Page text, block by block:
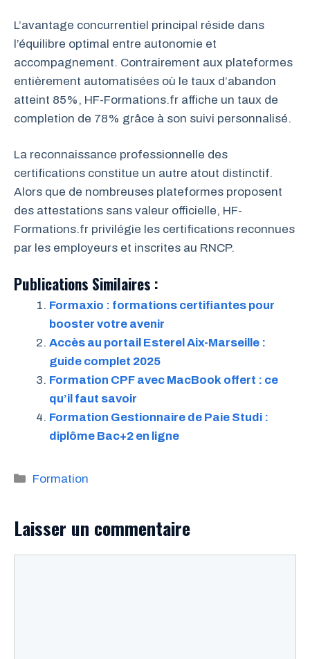
L’avantage concurrentiel principal réside dans
l’équilibre optimal entre autonomie et
accompagnement. Contrairement aux plateformes
entièrement automatisées où le taux d’abandon
atteint 85%, HF-Formations.fr affiche un taux de
completion de 78% grâce à son suivi personnalisé.
La reconnaissance professionnelle des
certifications constitue un autre atout distinctif.
Alors que de nombreuses plateformes proposent
des attestations sans valeur officielle, HF-
Formations.fr privilégie les certifications reconnues
par les employeurs et inscrites au RNCP.
Publications Similaires :
Formaxio : formations certifiantes pour
booster votre avenir
Accès au portail Esterel Aix-Marseille :
guide complet 2025
Formation CPF avec MacBook offert : ce
qu’il faut savoir
Formation Gestionnaire de Paie Studi :
diplôme Bac+2 en ligne
Catégories
Formation
Laisser un commentaire